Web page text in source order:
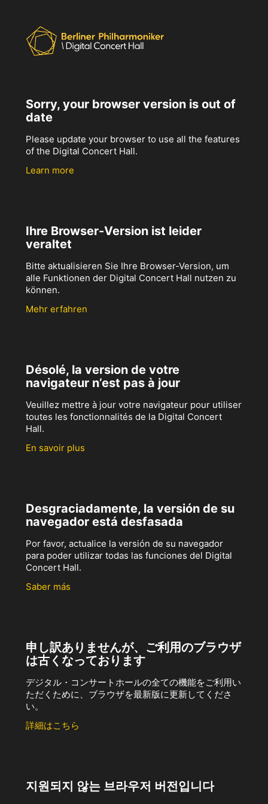
Sorry, your browser version is out of
date
Please update your browser to use all the features
of the Digital Concert Hall.
Learn more
Ihre Browser-Version ist leider
veraltet
Bitte aktualisieren Sie Ihre Browser-Version, um
alle Funktionen der Digital Concert Hall nutzen zu
können.
Mehr erfahren
Désolé, la version de votre
navigateur n’est pas à jour
Veuillez mettre à jour votre navigateur pour utiliser
toutes les fonctionnalités de la Digital Concert
Hall.
En savoir plus
Desgraciadamente, la versión de su
navegador está desfasada
Por favor, actualice la versión de su navegador
para poder utilizar todas las funciones del Digital
Concert Hall.
Saber más
申し訳ありませんが、ご利用のブラウザ
は古くなっております
デジタル・コンサートホールの全ての機能をご利用い
ただくために、ブラウザを最新版に更新してくださ
い。
詳細はこちら
지원되지 않는 브라우저 버전입니다